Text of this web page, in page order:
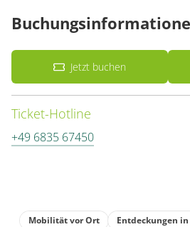
Jetzt buchen
Ticket-Hotline
+49 6835 67450
Mobilität vor Ort Entdeckungen